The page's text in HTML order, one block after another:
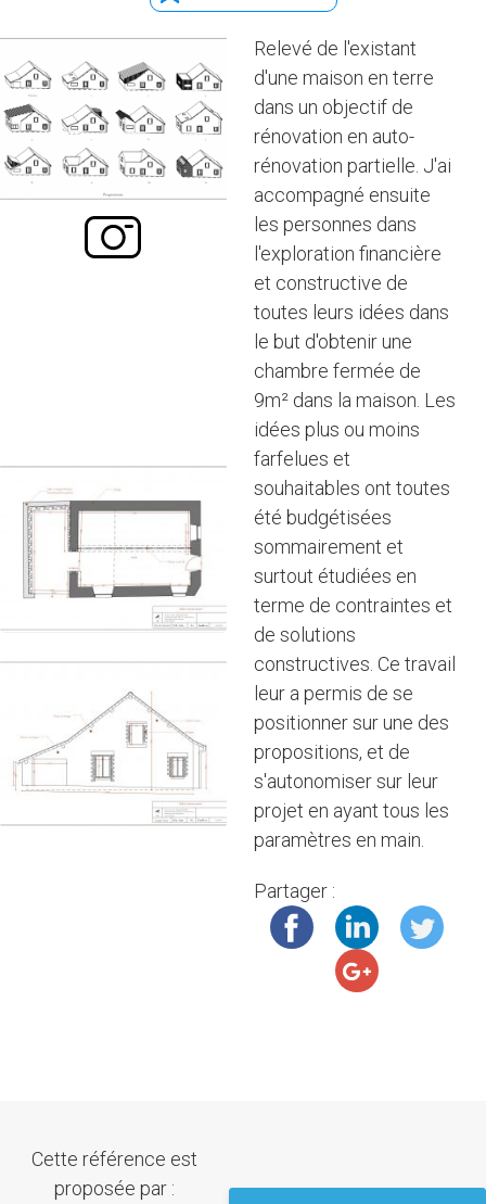
Relevé de l'existant
d'une maison en terre
dans un objectif de
rénovation en auto-
rénovation partielle. J'ai
accompagné ensuite
les personnes dans
l'exploration financière
et constructive de
toutes leurs idées dans
le but d'obtenir une
chambre fermée de
9m² dans la maison. Les
idées plus ou moins
farfelues et
souhaitables ont toutes
été budgétisées
sommairement et
surtout étudiées en
terme de contraintes et
de solutions
constructives. Ce travail
leur a permis de se
positionner sur une des
propositions, et de
s'autonomiser sur leur
projet en ayant tous les
paramètres en main.
Partager :
Cette référence est
proposée par :